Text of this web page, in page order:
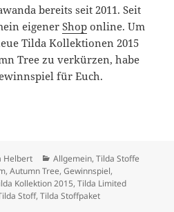
bereits seit 2011. Seit
eigenerShop online. Um
Tilda Kollektionen 2015
Tree zu verkürzen, habe
für Euch.
Helbert Kategorien
Allgemein,Tilda Stoffe
,Autumn Tree,Gewinnspiel,
Kollektion 2015,Tilda Limited
Stoff,Tilda Stoffpaket